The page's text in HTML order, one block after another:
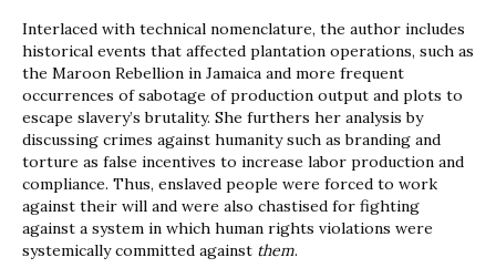
Interlaced with technical nomenclature, the author includes
historical events that affected plantation operations, such as
the Maroon Rebellion in Jamaica and more frequent
occurrences of sabotage of production output and plots to
escape slavery’s brutality. She furthers her analysis by
discussing crimes against humanity such as branding and
torture as false incentives to increase labor production and
compliance. Thus, enslaved people were forced to work
against their will and were also chastised for fighting
against a system in which human rights violations were
systemically committed against them.